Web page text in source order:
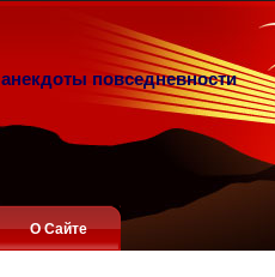
анекдоты повседневности
О Сайте